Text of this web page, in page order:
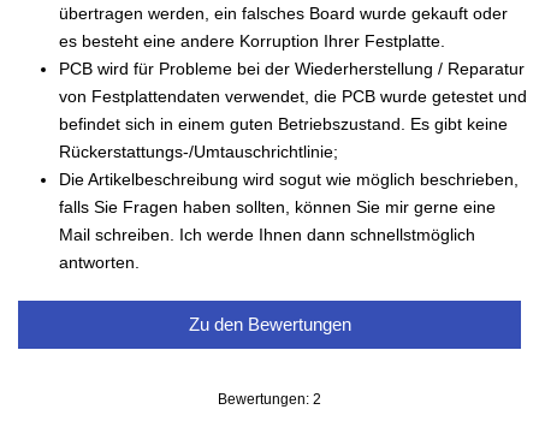
übertragen werden, ein falsches Board wurde gekauft oder
es besteht eine andere Korruption Ihrer Festplatte.
PCB wird für Probleme bei der Wiederherstellung / Reparatur
von Festplattendaten verwendet, die PCB wurde getestet und
befindet sich in einem guten Betriebszustand. Es gibt keine
Rückerstattungs-/Umtauschrichtlinie;
Die Artikelbeschreibung wird sogut wie möglich beschrieben,
falls Sie Fragen haben sollten, können Sie mir gerne eine
Mail schreiben. Ich werde Ihnen dann schnellstmöglich
antworten.
Zu den Bewertungen
Bewertungen: 2